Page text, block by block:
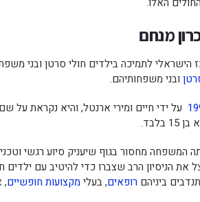
מנחם
הישראלי לתמיכה בילדים חולי סרטן ובני
ובני משפחותיהם.
על ידי חיים ומירי ארנטל, והיא נקראת
בלבד.
המשפחה מחסור בגוף שיעניק סיוע רגשי
את הניסיון הרב שצברו כדי להיטיב עם
ביניהםרופאים, בעלימקצועות חופשיים,